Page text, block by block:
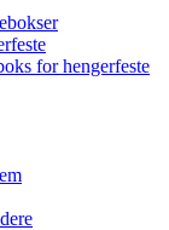
for hengerfeste